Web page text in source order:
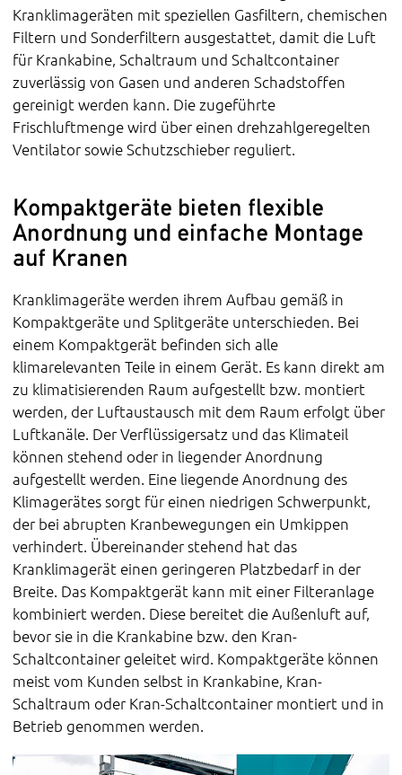
Kranklimageräten mit speziellen Gasfiltern, chemischen
Filtern und Sonderfiltern ausgestattet, damit die Luft
für Krankabine, Schaltraum und Schaltcontainer
zuverlässig von Gasen und anderen Schadstoffen
gereinigt werden kann. Die zugeführte
Frischluftmenge wird über einen drehzahlgeregelten
Ventilator sowie Schutzschieber reguliert.
Kompaktgeräte bieten flexible
Anordnung und einfache Montage
auf Kranen
Kranklimageräte werden ihrem Aufbau gemäß in
Kompaktgeräte und Splitgeräte unterschieden. Bei
einem Kompaktgerät befinden sich alle
klimarelevanten Teile in einem Gerät. Es kann direkt am
zu klimatisierenden Raum aufgestellt bzw. montiert
werden, der Luftaustausch mit dem Raum erfolgt über
Luftkanäle. Der Verflüssigersatz und das Klimateil
können stehend oder in liegender Anordnung
aufgestellt werden. Eine liegende Anordnung des
Klimagerätes sorgt für einen niedrigen Schwerpunkt,
der bei abrupten Kranbewegungen ein Umkippen
verhindert. Übereinander stehend hat das
Kranklimagerät einen geringeren Platzbedarf in der
Breite. Das Kompaktgerät kann mit einer Filteranlage
kombiniert werden. Diese bereitet die Außenluft auf,
bevor sie in die Krankabine bzw. den Kran-
Schaltcontainer geleitet wird. Kompaktgeräte können
meist vom Kunden selbst in Krankabine, Kran-
Schaltraum oder Kran-Schaltcontainer montiert und in
Betrieb genommen werden.